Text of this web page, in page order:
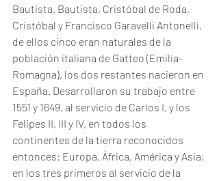
Bautista, Bautista, Cristóbal de Roda,
Cristóbal y Francisco Garavelli Antonelli,
de ellos cinco eran naturales de la
población italiana de Gatteo (Emilia-
Romagna), los dos restantes nacieron en
España. Desarrollaron su trabajo entre
1551 y 1649, al servicio de Carlos I, y los
Felipes II, III y IV, en todos los
continentes de la tierra reconocidos
entonces: Europa, África, América y Asia;
en los tres primeros al servicio de la